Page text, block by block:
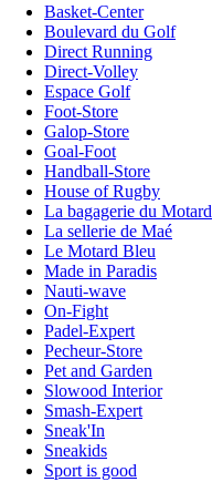
Basket-Center
Boulevard du Golf
Direct Running
Direct-Volley
Espace Golf
Foot-Store
Galop-Store
Goal-Foot
Handball-Store
House of Rugby
La bagagerie du Motard
La sellerie de Maé
Le Motard Bleu
Made in Paradis
Nauti-wave
On-Fight
Padel-Expert
Pecheur-Store
Pet and Garden
Slowood Interior
Smash-Expert
Sneak'In
Sneakids
Sport is good